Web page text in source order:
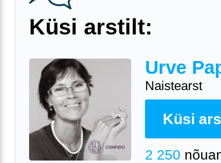
Küsi arstilt:
Urve
Naistearst
Küsi
2 250